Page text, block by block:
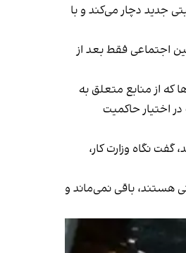
جدید دچار می‌کند و با
اجتماعی فقط بعد از
که از منابع متعلق به
اختیار حاکمیت
گفت نگاه وزارت کار،
و شرکتی هستند، باقی نمی‌ماند و